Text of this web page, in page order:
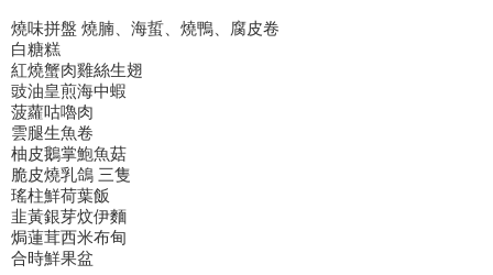
燒味拼盤 燒腩、海蜇、燒鴨、腐皮卷
白糖糕
紅燒蟹肉雞絲生翅
豉油皇煎海中蝦
菠蘿咕嚕肉
雲腿生魚卷
柚皮鵝掌鮑魚菇
脆皮燒乳鴿 三隻
瑤柱鮮荷葉飯
韭黃銀芽炆伊麵
焗蓮茸西米布甸
合時鮮果盆